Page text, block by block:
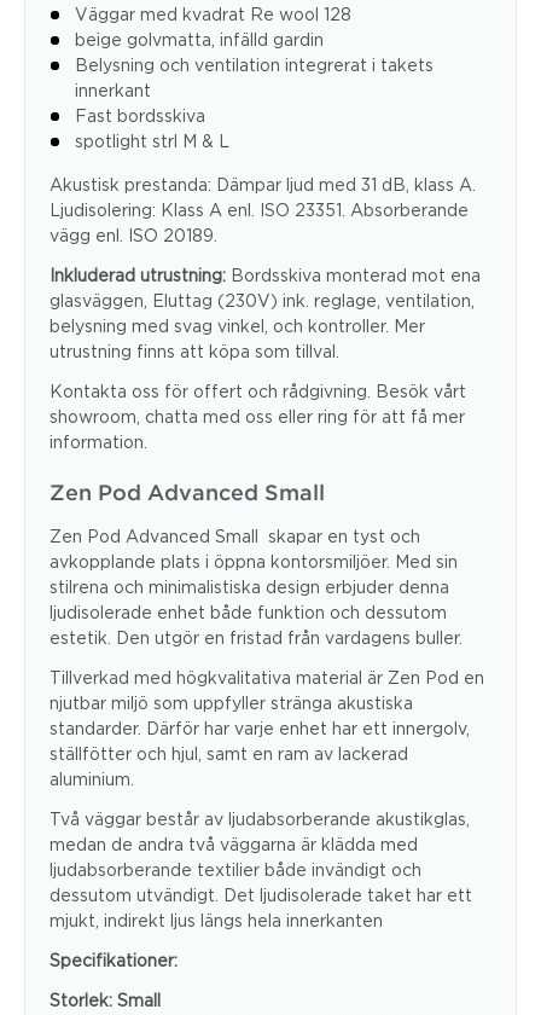
Väggar med kvadrat Re wool 128
beige golvmatta, infälld gardin
Belysning och ventilation integrerat i takets
innerkant
Fast bordsskiva
spotlight strl M & L
Akustisk prestanda: Dämpar ljud med 31 dB, klass A.
Ljudisolering: Klass A enl. ISO 23351. Absorberande
vägg enl. ISO 20189.
Inkluderad utrustning: Bordsskiva monterad mot ena
glasväggen, Eluttag (230V) ink. reglage, ventilation,
belysning med svag vinkel, och kontroller. Mer
utrustning finns att köpa som tillval.
Kontakta oss för offert och rådgivning. Besök vårt
showroom, chatta med oss eller ring för att få mer
information.
Zen Pod Advanced Small
Zen Pod Advanced Small skapar en tyst och
avkopplande plats i öppna kontorsmiljöer. Med sin
stilrena och minimalistiska design erbjuder denna
ljudisolerade enhet både funktion och dessutom
estetik. Den utgör en fristad från vardagens buller.
Tillverkad med högkvalitativa material är Zen Pod en
njutbar miljö som uppfyller stränga akustiska
standarder. Därför har varje enhet har ett innergolv,
ställfötter och hjul, samt en ram av lackerad
aluminium.
Två väggar består av ljudabsorberande akustikglas,
medan de andra två väggarna är klädda med
ljudabsorberande textilier både invändigt och
dessutom utvändigt. Det ljudisolerade taket har ett
mjukt, indirekt ljus längs hela innerkanten
Specifikationer:
Storlek: Small